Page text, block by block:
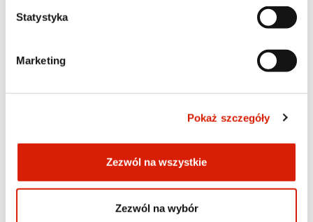
Statystyka
Marketing
Pokaż szczegóły
Zezwól na wszystkie
Zezwól na wybór
J1034.
comprehensive line of products, depending on
car engine, both in modern engines, made
quality ethylene glycol.